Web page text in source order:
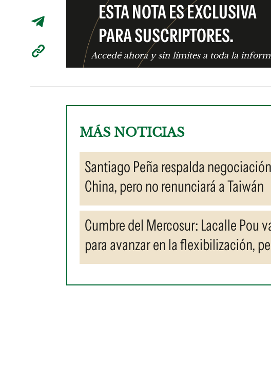
ESTA NOTA ES EXCLUSIVA
PARA SUSCRIPTORES.
Accedé ahora y sin límites a toda la
MÁS NOTICIAS
Santiago Peña respalda
China, pero no renunciará a Taiwán
Cumbre del Mercosur: Lacalle Pou
para avanzar en la flexibilización,